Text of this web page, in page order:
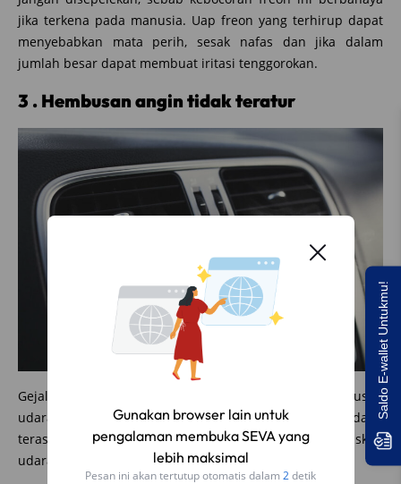
Gunakan browser lain untuk
pengalaman membuka SEVA yang
lebih maksimal
Pesan ini akan tertutup otomatis dalam 1detik
jika terkena pada manusia. Uap freon yang terhirup dapat
menyebabkan mata perih, sesak nafas dan jika dalam
jumlah besar dapat membuat iritasi tenggorokan.
3 . Hembusan angin tidak teratur
Gejala lainnya dari kerusakan kompresor adalah hembusan
udara pada AC yang tidak stabil. Hembusan terkadang
terasa keras, lalu turun atau bahkan tidak menghembuskan
udara sama sekali.
Saldo E-wallet Untukmu!